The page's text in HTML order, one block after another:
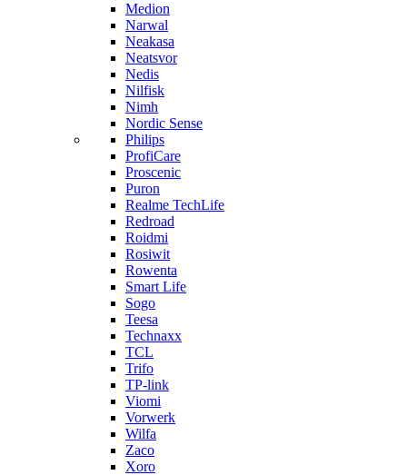
Medion
Narwal
Neakasa
Neatsvor
Nedis
Nilfisk
Nimh
Nordic Sense
Philips
ProfiCare
Proscenic
Puron
Realme TechLife
Redroad
Roidmi
Rosiwit
Rowenta
Smart Life
Sogo
Teesa
Technaxx
TCL
Trifo
TP-link
Viomi
Vorwerk
Wilfa
Zaco
Xoro